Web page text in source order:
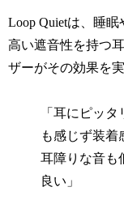
Loop Quietは、睡
高い遮音性を持つ
ザーがその効果を
「耳にピッ
も感じず装着
耳障りな音も
良い」